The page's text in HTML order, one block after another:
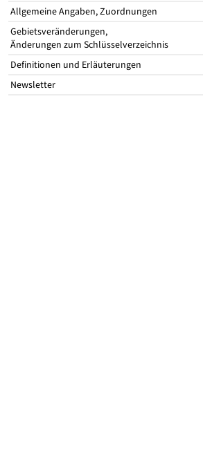
Allgemeine Angaben, Zuordnungen
Gebietsveränderungen,
Änderungen zum Schlüsselverzeichnis
Definitionen und Erläuterungen
Newsletter